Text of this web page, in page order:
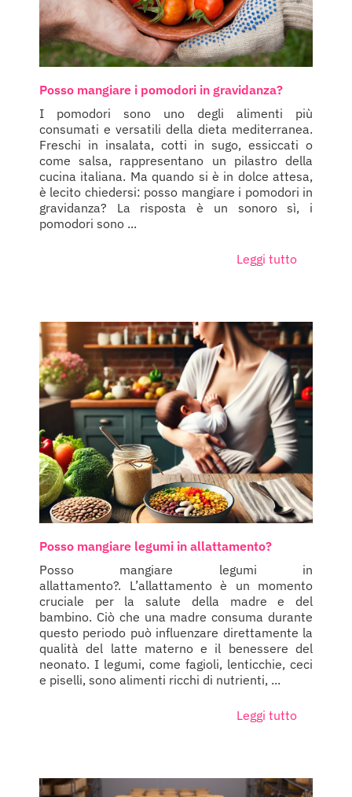
Posso mangiare i pomodori in gravidanza?
I pomodori sono uno degli alimenti più
consumati e versatili della dieta mediterranea.
Freschi in insalata, cotti in sugo, essiccati o
come salsa, rappresentano un pilastro della
cucina italiana. Ma quando si è in dolce attesa,
è lecito chiedersi: posso mangiare i pomodori in
gravidanza? La risposta è un sonoro sì, i
pomodori sono ...
Leggi tutto
Posso mangiare legumi in allattamento?
Posso mangiare legumi in
allattamento?. L’allattamento è un momento
cruciale per la salute della madre e del
bambino. Ciò che una madre consuma durante
questo periodo può influenzare direttamente la
qualità del latte materno e il benessere del
neonato. I legumi, come fagioli, lenticchie, ceci
e piselli, sono alimenti ricchi di nutrienti, ...
Leggi tutto